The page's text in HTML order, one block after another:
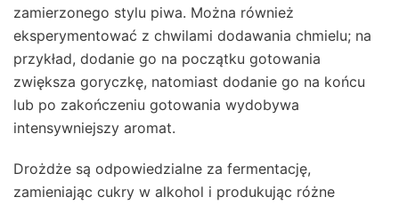
zamierzonego stylu piwa. Można również
eksperymentować z chwilami dodawania chmielu; na
przykład, dodanie go na początku gotowania
zwiększa goryczkę, natomiast dodanie go na końcu
lub po zakończeniu gotowania wydobywa
intensywniejszy aromat.
Drożdże są odpowiedzialne za fermentację,
zamieniając cukry w alkohol i produkując różne